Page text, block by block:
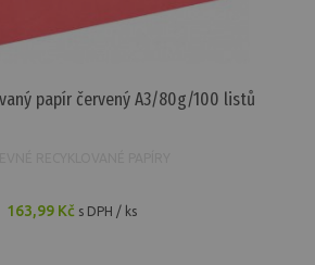
papír červený A3/80g/100 listů
163,99 Kč s DPH / ks